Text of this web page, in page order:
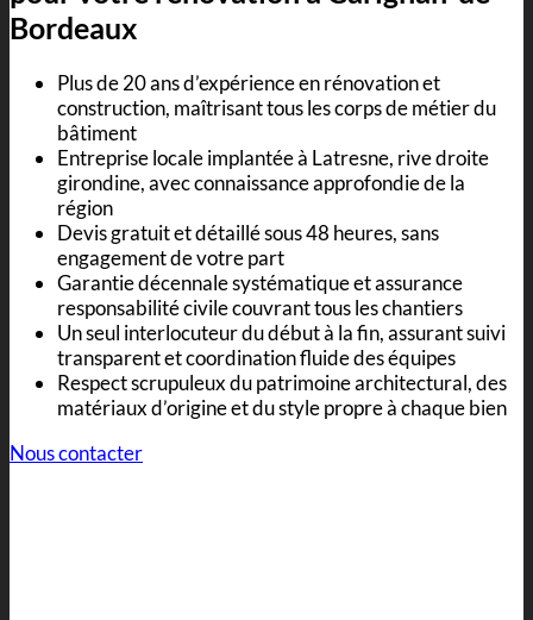
Bordeaux
Plus de 20 ans d’expérience en rénovation et
construction, maîtrisant tous les corps de métier du
bâtiment
Entreprise locale implantée à Latresne, rive droite
girondine, avec connaissance approfondie de la
région
Devis gratuit et détaillé sous 48 heures, sans
engagement de votre part
Garantie décennale systématique et assurance
responsabilité civile couvrant tous les chantiers
Un seul interlocuteur du début à la fin, assurant suivi
transparent et coordination fluide des équipes
Respect scrupuleux du patrimoine architectural, des
matériaux d’origine et du style propre à chaque bien
Nous contacter